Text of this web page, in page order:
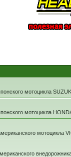
мотоцикла
мотоцикла
мотоцикла